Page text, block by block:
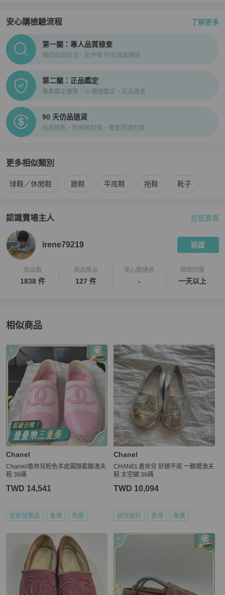
安心購檢驗流程 了解更多
PopChill拍拍圈正品驗證、安心購檢驗流程介紹
第一關：專人品質檢查
確認商品狀況、配件等 符合頁面描述
第二關：正品鑑定
專業鑑定團隊、AI 儀器鑑定、正品證書
90 天仿品退貨
出貨錄影、防掉換封條、雙重防護包裝
更多相似類別
更多Chanel女鞋 相似商品推薦
球鞋／休閒鞋 跟鞋 平底鞋 拖鞋 靴子
認識賣場主人
PopChill 拍拍圈嚴選賣家
逛逛賣場
irene79219 追蹤
商品數
1838 件
商品售出
127 件
安心購通過
-
聊聊回覆
一天以上
相似商品
更多相似Chanel女鞋推薦精品
Chanel
Chanel/香奈兒粉色羊皮圓頭套腳漁夫
鞋 36碼
TWD 14,541
近新閒置品 香港 免運
Chanel
CHANEL香奈兒 舒適平底 一腳蹬漁夫
鞋 太空銀 36碼
TWD 10,094
狀況良好 香港 免運